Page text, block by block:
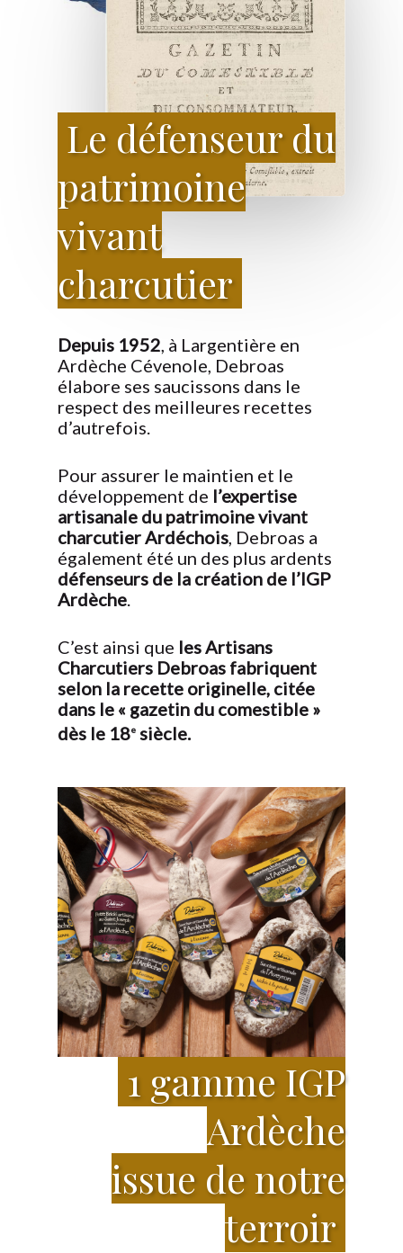
Le défenseur du
patrimoine
vivant
charcutier
Depuis 1952, à Largentière en
Ardèche Cévenole, Debroas
élabore ses saucissons dans le
respect des meilleures recettes
d’autrefois.
Pour assurer le maintien et le
développement de l’expertise
artisanale du patrimoine vivant
charcutier Ardéchois, Debroas a
également été un des plus ardents
défenseurs de la création de l’IGP
Ardèche.
C’est ainsi que les Artisans
Charcutiers Debroas fabriquent
selon la recette originelle, citée
dans le « gazetin du comestible »
dès le 18e siècle.
1 gamme IGP
Ardèche
issue de notre
terroir